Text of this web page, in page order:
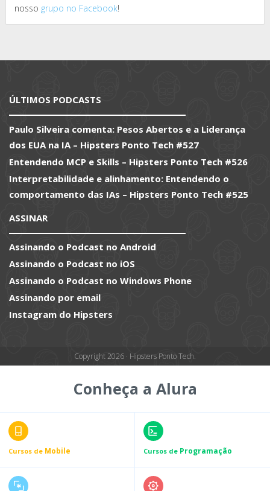
nosso grupo no Facebook!
ÚLTIMOS PODCASTS
Paulo Silveira comenta: Pesos Abertos e a Liderança
dos EUA na IA – Hipsters Ponto Tech #527
Entendendo MCP e Skills – Hipsters Ponto Tech #526
Interpretabilidade e alinhamento: Entendendo o
comportamento das IAs – Hipsters Ponto Tech #525
ASSINAR
Assinando o Podcast no Android
Assinando o Podcast no iOS
Assinando o Podcast no Windows Phone
Assinando por email
Instagram do Hipsters
Copyright 2026 · Hipsters Ponto Tech.
Conheça a Alura
Cursos de Mobile Cursos de Programação